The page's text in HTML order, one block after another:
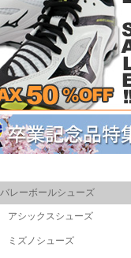
バレーボールシューズ
アシックスシューズ
ミズノシューズ